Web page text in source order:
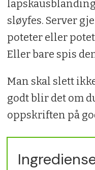
sløyfes. Server
poteter eller
Eller bare spis
Man skal slett
godt blir det om
oppskriften på